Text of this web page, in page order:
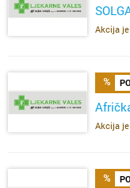
Akcija
Akcija